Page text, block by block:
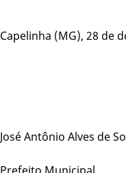
Capelinha (MG), 28 de
José Antônio Alves de